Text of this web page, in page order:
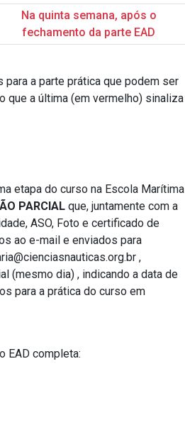
Na quinta semana, após o
fechamento da parte EAD
para a parte prática que podem ser
que a última (em vermelho) sinaliza
etapa do curso na Escola Marítima
PARCIAL que, juntamente com a
ASO, Foto e certificado de
ao e-mail e enviados para
,
(mesmo dia) , indicando a data de
para a prática do curso em
EAD completa: